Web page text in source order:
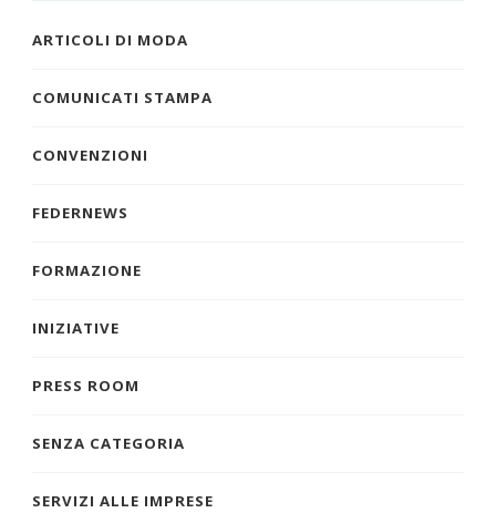
ARTICOLI DI MODA
COMUNICATI STAMPA
CONVENZIONI
FEDERNEWS
FORMAZIONE
INIZIATIVE
PRESS ROOM
SENZA CATEGORIA
SERVIZI ALLE IMPRESE